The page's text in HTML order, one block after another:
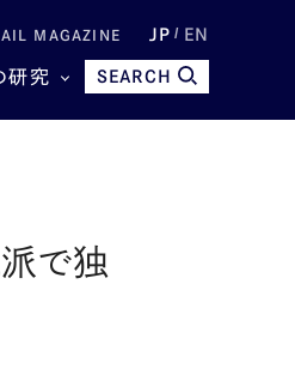
MAGAZINE JP EN
研究 SEARCH
で独